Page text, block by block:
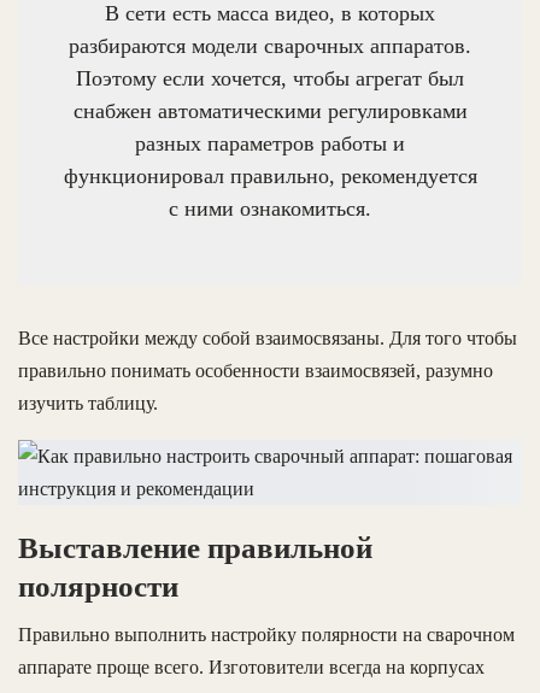
В сети есть масса видео, в которых
разбираются модели сварочных аппаратов.
Поэтому если хочется, чтобы агрегат был
снабжен автоматическими регулировками
разных параметров работы и
функционировал правильно, рекомендуется
с ними ознакомиться.
Все настройки между собой взаимосвязаны. Для того чтобы
правильно понимать особенности взаимосвязей, разумно
изучить таблицу.
Выставление правильной
полярности
Правильно выполнить настройку полярности на сварочном
аппарате проще всего. Изготовители всегда на корпусах